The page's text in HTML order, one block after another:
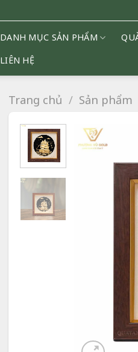
DANH MỤC SẢN PHẨM
LIÊN HỆ
Trang chủ / Sản phẩm